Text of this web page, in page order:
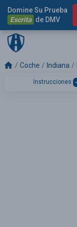
Domine Su Prueba
Escrita de DMV
Coche Indiana
Instrucciones